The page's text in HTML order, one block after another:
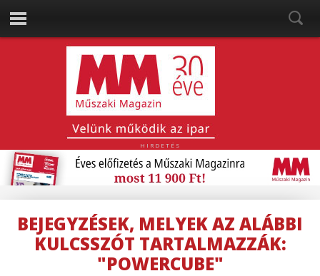
HIRDETÉS
BEJEGYZÉSEK, MELYEK AZ ALÁBBI
KULCSSZÓT TARTALMAZZÁK:
"POWERCUBE"